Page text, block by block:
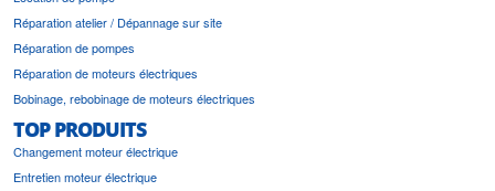
Réparation atelier / Dépannage sur site
Réparation de pompes
Réparation de moteurs électriques
Bobinage, rebobinage de moteurs électriques
TOP PRODUITS
Changement moteur électrique
Entretien moteur électrique